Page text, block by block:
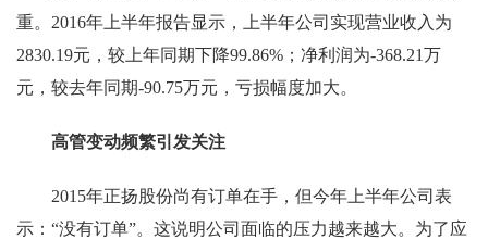
重。2016年上半年报告显示，上半年公司实现营业收入为
2830.19元，较上年同期下降99.86%；净利润为-368.21万
元，较去年同期-90.75万元，亏损幅度加大。
高管变动频繁引发关注
2015年正扬股份尚有订单在手，但今年上半年公司表
示：“没有订单”。这说明公司面临的压力越来越大。为了应